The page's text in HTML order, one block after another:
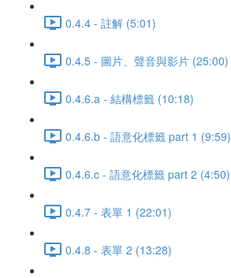
0.4.4 - 註解 (5:01)
0.4.5 - 圖片、聲音與影片 (25:00)
0.4.6.a - 結構標籤 (10:18)
0.4.6.b - 語意化標籤 part 1 (9:59)
0.4.6.c - 語意化標籤 part 2 (4:50)
0.4.7 - 表單 1 (22:01)
0.4.8 - 表單 2 (13:28)